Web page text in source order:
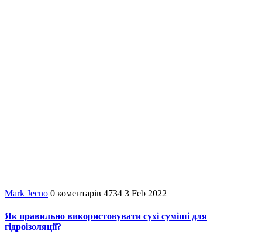
Mark Jecno 0 коментарів 4734 3 Feb 2022
Як правильно використовувати сухі суміші для
гідроізоляції?